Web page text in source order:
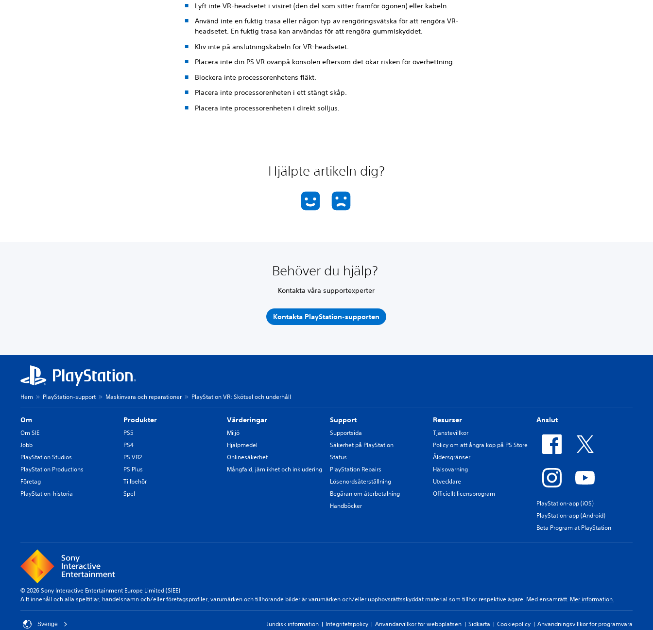
Lyft inte VR-headsetet i visiret (den del som sitter framför ögonen) eller kabeln.
Använd inte en fuktig trasa eller någon typ av rengöringsvätska för att rengöra VR-
headsetet. En fuktig trasa kan användas för att rengöra gummiskyddet.
Kliv inte på anslutningskabeln för VR-headsetet.
Placera inte din PS VR ovanpå konsolen eftersom det ökar risken för överhettning.
Blockera inte processorenhetens fläkt.
Placera inte processorenheten i ett stängt skåp.
Placera inte processorenheten i direkt solljus.
Hjälpte artikeln dig?
Behöver du hjälp?
Kontakta våra supportexperter
Kontakta PlayStation-supporten
Hem PlayStation-support Maskinvara och reparationer PlayStation VR: Skötsel och underhåll
Om
Om SIE
Jobb
PlayStation Studios
PlayStation Productions
Företag
PlayStation-historia
Produkter
PS5
PS4
PS VR2
PS Plus
Tillbehör
Spel
Värderingar
Miljö
Hjälpmedel
Onlinesäkerhet
Mångfald, jämlikhet och inkludering
Support
Supportsida
Säkerhet på PlayStation
Status
PlayStation Repairs
Lösenordsåterställning
Begäran om återbetalning
Handböcker
Resurser
Tjänstevillkor
Policy om att ångra köp på PS Store
Åldersgränser
Hälsovarning
Utvecklare
Officiellt licensprogram
Anslut
PlayStation-app (iOS)
PlayStation-app (Android)
Beta Program at PlayStation
© 2026 Sony Interactive Entertainment Europe Limited (SIEE)
Allt innehåll och alla speltitlar, handelsnamn och/eller företagsprofiler, varumärken och tillhörande bilder är varumärken och/eller upphovsrättsskyddat material som tillhör respektive ägare. Med ensamrätt. Mer information.
Sverige Juridisk information Integritetspolicy Användarvillkor för webbplatsen Sidkarta Cookiepolicy Användningsvillkor för programvara